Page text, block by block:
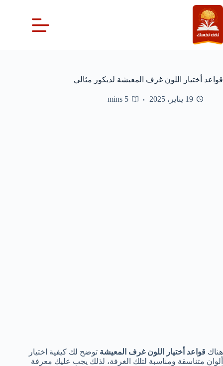
التجاوز
إلى
المحتوى
قواعد أختيار اللون غرف المعيشة لديكور مثالي
19 يناير، 2025 5 mins
هناك قواعد أختيار اللون غرف المعيشة توضح لك كيفية اختيار
ألوان متناسقة ومناسبة لتلك الغرفة، لذلك يجب عليك معرفة